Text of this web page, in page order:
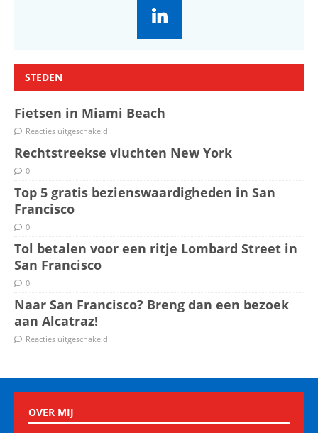
STEDEN
Fietsen in Miami Beach
Reacties uitgeschakeld
Rechtstreekse vluchten New York
0
Top 5 gratis bezienswaardigheden in San
Francisco
0
Tol betalen voor een ritje Lombard Street in
San Francisco
0
Naar San Francisco? Breng dan een bezoek
aan Alcatraz!
Reacties uitgeschakeld
OVER MIJ